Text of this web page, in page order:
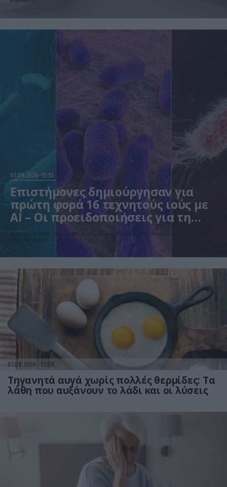
07.08.2026 15:10
Επιστήμονες δημιούργησαν για
πρώτη φορά 16 τεχνητούς ιούς με
AI – Οι προειδοποιήσεις για τη
βιοασφάλεια
Ερευνητές σχεδίασαν 16 νέους βακτηριοφάγους με τη βοήθεια Τεχνητής Νοημοσύνης που εξοντώνουν
ανθεκτικά μικρόβια
07.08.2026 12:09
Τηγανητά αυγά χωρίς πολλές θερμίδες: Τα
λάθη που αυξάνουν το λάδι και οι λύσεις